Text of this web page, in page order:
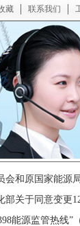
藏 联系我们
府信息公开 新闻
原国家能源局
关于同意变更
能源监管热线